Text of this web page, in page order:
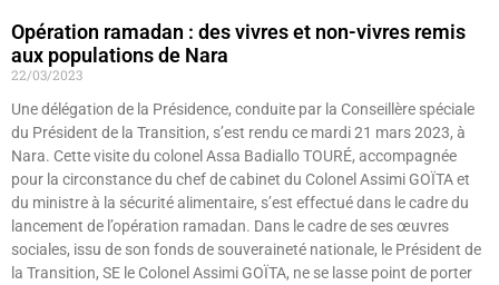
Opération ramadan : des vivres et non-vivres remis
aux populations de Nara
22/03/2023
Une délégation de la Présidence, conduite par la Conseillère spéciale
du Président de la Transition, s’est rendu ce mardi 21 mars 2023, à
Nara. Cette visite du colonel Assa Badiallo TOURÉ, accompagnée
pour la circonstance du chef de cabinet du Colonel Assimi GOÏTA et
du ministre à la sécurité alimentaire, s’est effectué dans le cadre du
lancement de l’opération ramadan. Dans le cadre de ses œuvres
sociales, issu de son fonds de souveraineté nationale, le Président de
la Transition, SE le Colonel Assimi GOÏTA, ne se lasse point de porter